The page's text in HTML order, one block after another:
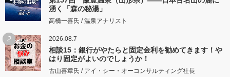
湧く「森の秘湯」
高橋一喜氏 / 温泉アナリスト
2 2026.08.7
相談15：銀行がやたらと固定金利を勧めてきます！や
はり固定がよいのでしょうか！
古山喜章氏 / アイ・シー・オーコンサルティング社長